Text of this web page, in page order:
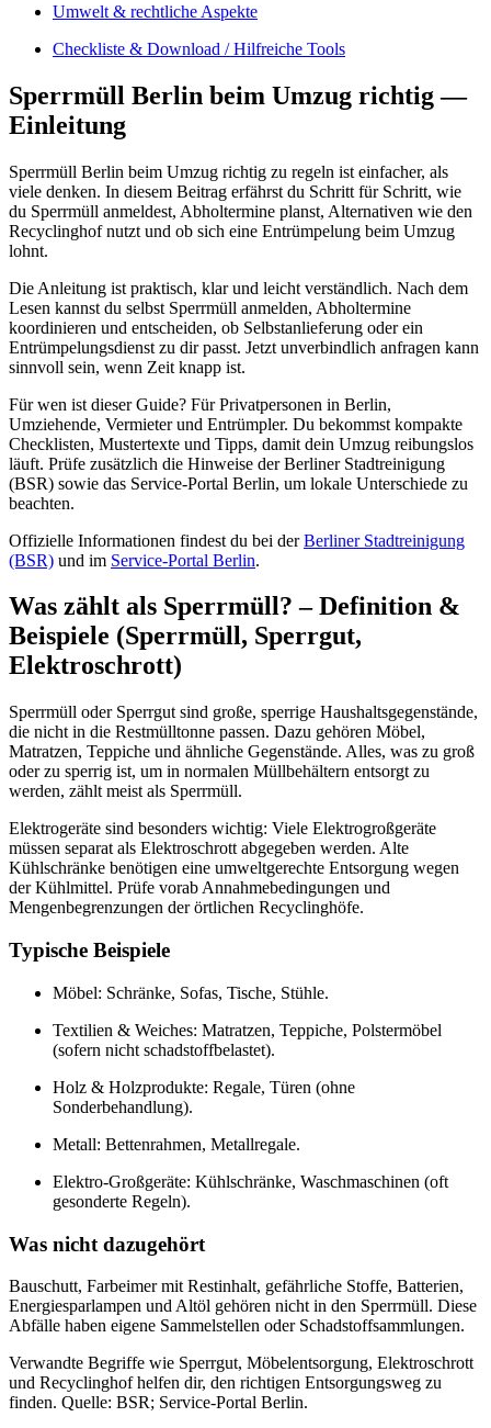
Umwelt & rechtliche Aspekte
Checkliste & Download / Hilfreiche Tools
Sperrmüll Berlin beim Umzug richtig —
Einleitung
Sperrmüll Berlin beim Umzug richtig zu regeln ist einfacher, als
viele denken. In diesem Beitrag erfährst du Schritt für Schritt, wie
du Sperrmüll anmeldest, Abholtermine planst, Alternativen wie den
Recyclinghof nutzt und ob sich eine Entrümpelung beim Umzug
lohnt.
Die Anleitung ist praktisch, klar und leicht verständlich. Nach dem
Lesen kannst du selbst Sperrmüll anmelden, Abholtermine
koordinieren und entscheiden, ob Selbstanlieferung oder ein
Entrümpelungsdienst zu dir passt. Jetzt unverbindlich anfragen kann
sinnvoll sein, wenn Zeit knapp ist.
Für wen ist dieser Guide? Für Privatpersonen in Berlin,
Umziehende, Vermieter und Entrümpler. Du bekommst kompakte
Checklisten, Mustertexte und Tipps, damit dein Umzug reibungslos
läuft. Prüfe zusätzlich die Hinweise der Berliner Stadtreinigung
(BSR) sowie das Service-Portal Berlin, um lokale Unterschiede zu
beachten.
Offizielle Informationen findest du bei derBerliner Stadtreinigung
(BSR) und im Service-Portal Berlin.
Was zählt als Sperrmüll? – Definition &
Beispiele (Sperrmüll, Sperrgut,
Elektroschrott)
Sperrmüll oder Sperrgut sind große, sperrige Haushaltsgegenstände,
die nicht in die Restmülltonne passen. Dazu gehören Möbel,
Matratzen, Teppiche und ähnliche Gegenstände. Alles, was zu groß
oder zu sperrig ist, um in normalen Müllbehältern entsorgt zu
werden, zählt meist als Sperrmüll.
Elektrogeräte sind besonders wichtig: Viele Elektrogroßgeräte
müssen separat als Elektroschrott abgegeben werden. Alte
Kühlschränke benötigen eine umweltgerechte Entsorgung wegen
der Kühlmittel. Prüfe vorab Annahmebedingungen und
Mengenbegrenzungen der örtlichen Recyclinghöfe.
Typische Beispiele
Möbel: Schränke, Sofas, Tische, Stühle.
Textilien & Weiches: Matratzen, Teppiche, Polstermöbel
(sofern nicht schadstoffbelastet).
Holz & Holzprodukte: Regale, Türen (ohne
Sonderbehandlung).
Metall: Bettenrahmen, Metallregale.
Elektro-Großgeräte: Kühlschränke, Waschmaschinen (oft
gesonderte Regeln).
Was nicht dazugehört
Bauschutt, Farbeimer mit Restinhalt, gefährliche Stoffe, Batterien,
Energiesparlampen und Altöl gehören nicht in den Sperrmüll. Diese
Abfälle haben eigene Sammelstellen oder Schadstoffsammlungen.
Verwandte Begriffe wie Sperrgut, Möbelentsorgung, Elektroschrott
und Recyclinghof helfen dir, den richtigen Entsorgungsweg zu
finden. Quelle: BSR; Service-Portal Berlin.